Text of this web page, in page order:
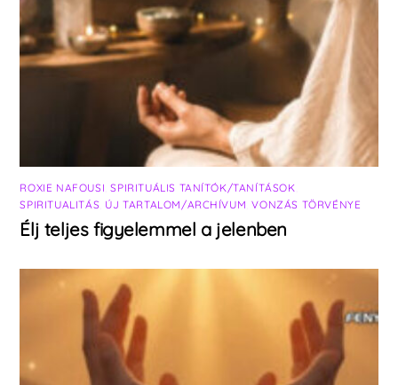
ROXIE NAFOUSI ,SPIRITUÁLIS TANÍTÓK/TANÍTÁSOK
SPIRITUALITÁS ÚJ TARTALOM/ARCHÍVUM ,VONZÁS TÖRVÉNYE
Élj teljes figyelemmel a jelenben